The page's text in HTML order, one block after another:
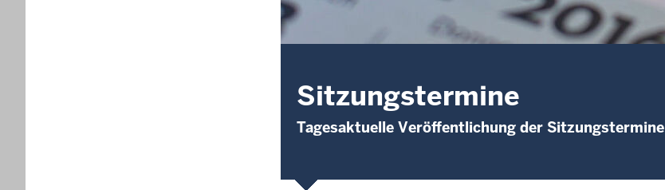
Sitzungstermine
Tagesaktuelle Veröffentlichung der Sitzungstermine